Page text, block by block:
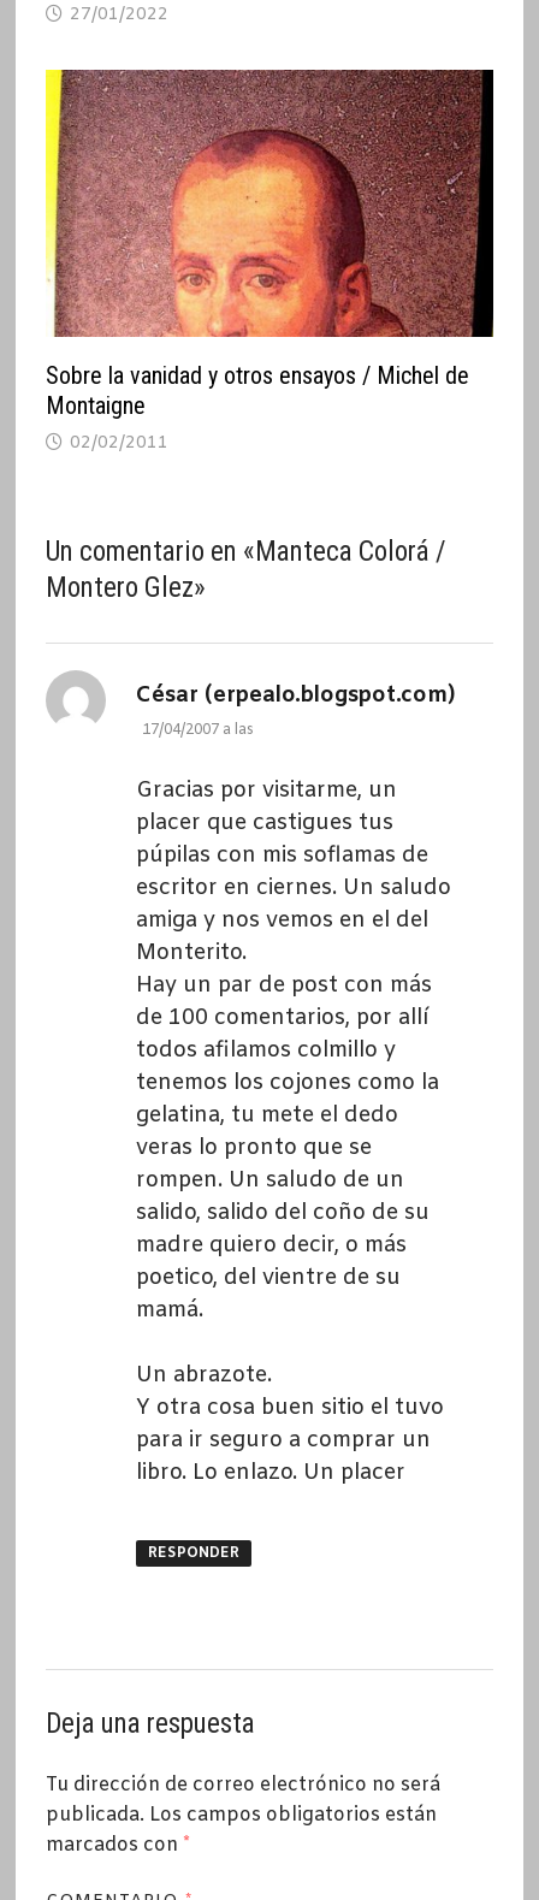
27/01/2022
Sobre la vanidad y otros ensayos / Michel de
Montaigne
02/02/2011
Un comentario en «Manteca Colorá /
Montero Glez»
César (erpealo.blogspot.com)
dice:
17/04/2007 a las
Gracias por visitarme, un
placer que castigues tus
púpilas con mis soflamas de
escritor en ciernes. Un saludo
amiga y nos vemos en el del
Monterito.
Hay un par de post con más
de 100 comentarios, por allí
todos afilamos colmillo y
tenemos los cojones como la
gelatina, tu mete el dedo
veras lo pronto que se
rompen. Un saludo de un
salido, salido del coño de su
madre quiero decir, o más
poetico, del vientre de su
mamá.
Un abrazote.
Y otra cosa buen sitio el tuvo
para ir seguro a comprar un
libro. Lo enlazo. Un placer
RESPONDER
Deja una respuesta
Tu dirección de correo electrónico no será
publicada. Los campos obligatorios están
marcados con *